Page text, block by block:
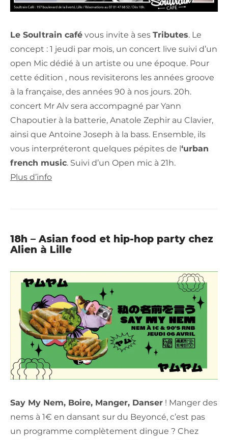
Le Soultrain café vous invite à ses Tributes. Le
concept : 1 jeudi par mois, un concert live suivi d’un
open Mic dédié à un artiste ou une époque. Pour
cette édition , nous revisiterons les années groove
à la française, des années 90 à nos jours. 20h.
concert Mr Alv sera accompagné par Yann
Chapoutier à la batterie, Anatole Zephir au Clavier,
ainsi que Antoine Joseph à la bass. Ensemble, ils
vous interpréteront quelques pépites de l‘urban
french music. Suivi d’un Open mic à 21h.
Plus d’info
18h – Asian food et hip-hop party chez
Alien à Lille
Say My Nem, Boire, Manger, Danser ! Manger des
nems à 1€ en dansant sur du Beyoncé, c’est pas
un programme complètement dingue ? Chez